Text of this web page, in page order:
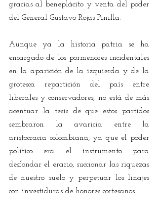
gracias al beneplácito y venta del poder
del General Gustavo Rojas Pinilla.
Aunque ya la historia patria se ha
encargado de los pormenores incidentales
en la aparición de la izquierda y de la
grotesca repartición del país entre
liberales y conservadores, no está de más
acentuar la tesis de que estos partidos
sembraron la avaricia entre la
aristocracia colombiana, ya que el poder
político era el instrumento para
desfondar el erario, succionar las riquezas
de nuestro suelo y perpetuar los linajes
con investiduras de honores cortesanos.